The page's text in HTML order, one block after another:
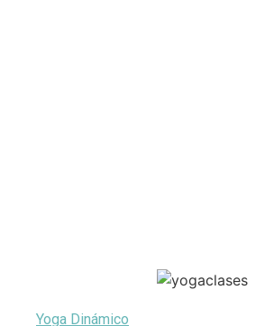
Yoga Dinámico